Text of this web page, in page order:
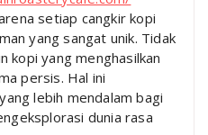
setiap cangkir kopi
yang sangat unik. Tidak
kopi yang menghasilkan
persis. Hal ini
lebih mendalam bagi
dunia rasa